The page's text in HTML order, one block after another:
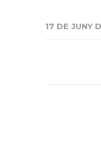
17 DE JUNY